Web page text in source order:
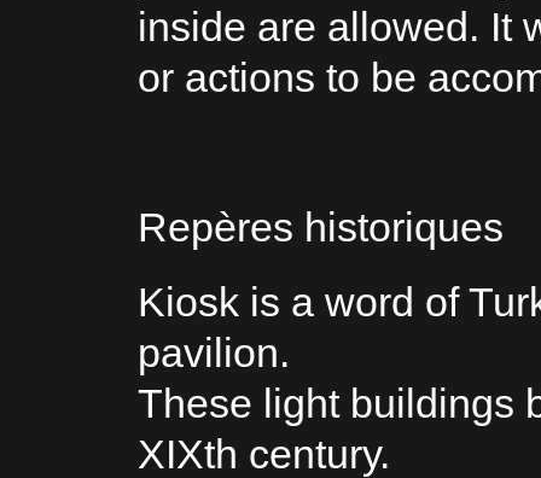
inside are allowed. It
or actions to be
Repères historiques
Kiosk is a word of
pavilion.
These light buildings
XIXth century.